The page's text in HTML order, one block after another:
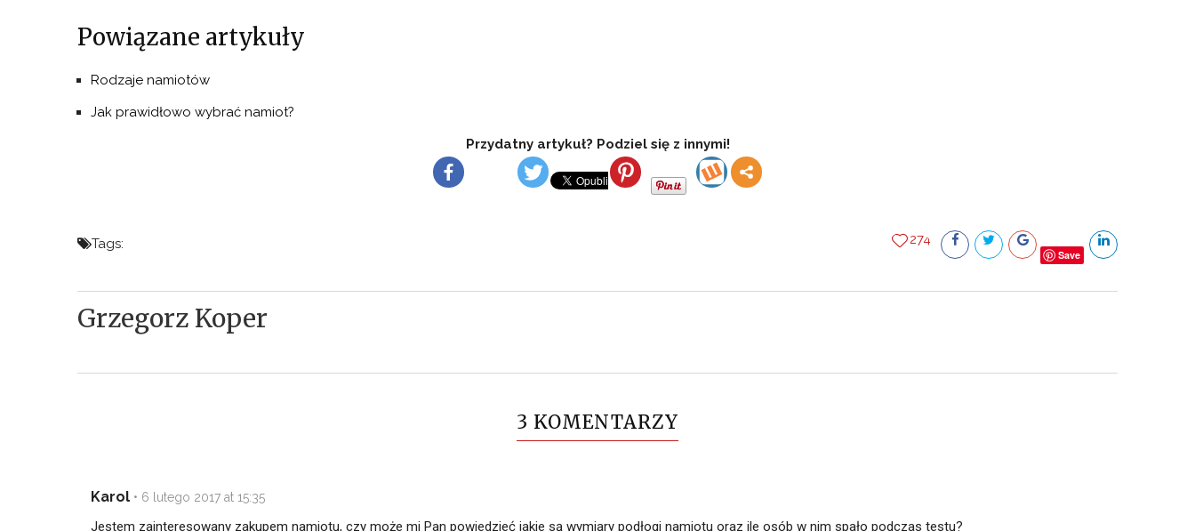
Powiązane artykuły
Rodzaje namiotów
Jak prawidłowo wybrać namiot?
Przydatny artykuł? Podziel się z innymi!
Tags: 274
Save
Grzegorz Koper
3 KOMENTARZY
Karol • 6 lutego 2017 at 15:35
Jestem zainteresowany zakupem namiotu, czy może mi Pan powiedzieć jakie są wymiary podłogi namiotu oraz ile osób w nim spało podczas testu?